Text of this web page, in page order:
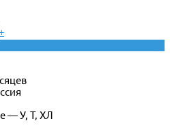
— У, Т, ХЛ